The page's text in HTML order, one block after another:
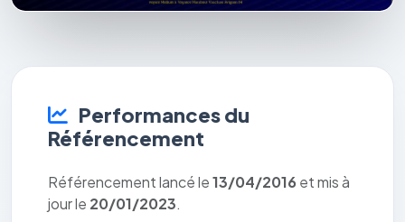
Performances du
Référencement
Référencement lancé le13/04/2016 et mis à
jour le 20/01/2023.